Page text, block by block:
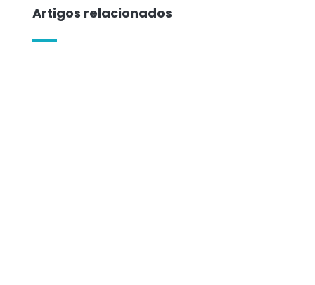
Artigos relacionados